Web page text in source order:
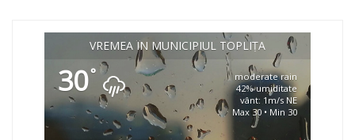
VREMEA ÎN MUNICIPIUL TOPLIȚA
30°
moderate rain
42% umiditate
vânt: 1m/s NE
Max 30 • Min 30